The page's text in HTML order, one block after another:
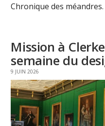
Chronique des méandres.
Mission à
semaine du
9 JUIN 2026